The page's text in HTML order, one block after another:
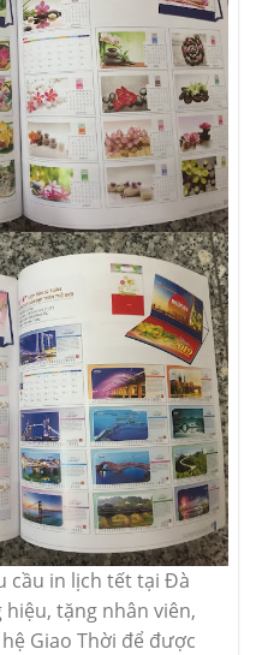
cầu in lịch tết tại Đà
tặng nhân viên,
Giao Thời để được